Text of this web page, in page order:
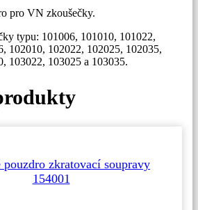
pro VN zkoušečky.
typu: 101006, 101010, 101022,
102010, 102022, 102025, 102035,
103022, 103025 a 103035.
pouzdro zkratovací soupravy
154001